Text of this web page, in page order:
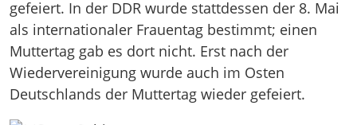
gefeiert. In der DDR wurde stattdessen der 8. Mai
als internationaler Frauentag bestimmt; einen
Muttertag gab es dort nicht. Erst nach der
Wiedervereinigung wurde auch im Osten
Deutschlands der Muttertag wieder gefeiert.